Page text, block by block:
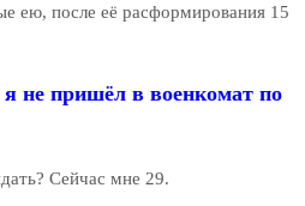
ею, после её расформирования 15
не пришёл в военкомат по
Сейчас мне 29.